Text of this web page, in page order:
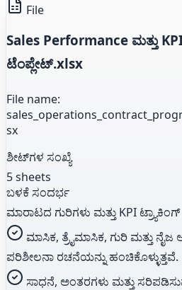
File
Sales Performance ಮತ್ತು
ಟೆಂಪ್ಲೇಟ್.xlsx
File name:
sx
ಶೀಟ್‌ಗಳ ಸಂಖ್ಯೆ
5 sheets
ಬಳಕೆ ಸಂದರ್ಭ
ಮಾರಾಟದ ಗುರಿಗಳು ಮತ್ತು KPI ಟ್ರ್ಯಾಕಿಂಗ್
ಮಾಸಿಕ, ತ್ರೈಮಾಸಿಕ, ಗುರಿ ಮತ್ತು
ಪರಿಶೀಲನಾ ರಚನೆಯನ್ನು ಹಂಚಿಕೊಳ್ಳುತ್ತವೆ.
ಸಾಧನೆ, ಅಂತರಗಳು ಮತ್ತು